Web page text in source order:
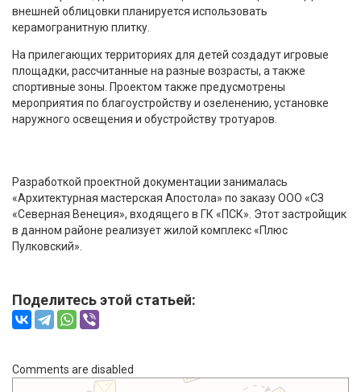
внешней облицовки планируется использовать
керамогранитную плитку.
На прилегающих территориях для детей создадут игровые
площадки, рассчитанные на разные возрасты, а также
спортивные зоны. Проектом также предусмотрены
мероприятия по благоустройству и озеленению, установке
наружного освещения и обустройству тротуаров.
Разработкой проектной документации занималась
«Архитектурная мастерская Апостола» по заказу ООО «СЗ
«Северная Венеция», входящего в ГК «ПСК». Этот застройщик
в данном районе реализует жилой комплекс «Плюс
Пулковский».
Поделитесь этой статьей:
Comments are disabled